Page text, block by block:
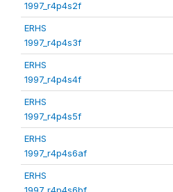
1997_r4p4s2f
ERHS
1997_r4p4s3f
ERHS
1997_r4p4s4f
ERHS
1997_r4p4s5f
ERHS
1997_r4p4s6af
ERHS
1997_r4p4s6bf